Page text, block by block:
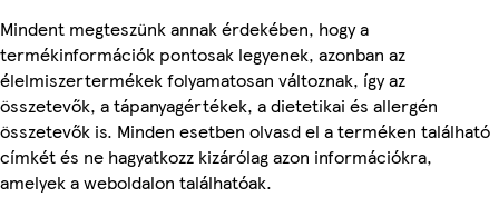
Mindent megteszünk annak érdekében, hogy a
termékinformációk pontosak legyenek, azonban az
élelmiszertermékek folyamatosan változnak, így az
összetevők, a tápanyagértékek, a dietetikai és allergén
összetevők is. Minden esetben olvasd el a terméken található
címkét és ne hagyatkozz kizárólag azon információkra,
amelyek a weboldalon találhatóak.